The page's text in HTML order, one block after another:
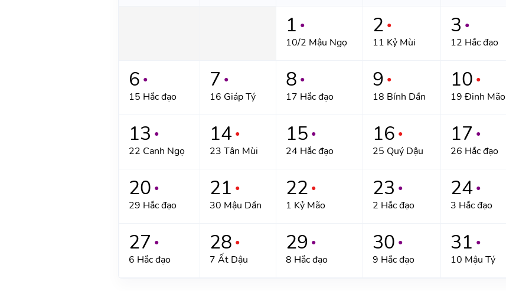
1 ●
10/2 Mậu Ngọ
2 ●
11 Kỷ Mùi
3 ●
12 Hắc đạo
6 ●
15 Hắc đạo
7 ●
16 Giáp Tý
8 ●
17 Hắc đạo
9 ●
18 Bính Dần
10 ●
19 Đinh Mão
13 ●
22 Canh Ngọ
14 ●
23 Tân Mùi
15 ●
24 Hắc đạo
16 ●
25 Quý Dậu
17 ●
26 Hắc đạo
20 ●
29 Hắc đạo
21 ●
30 Mậu Dần
22 ●
1 Kỷ Mão
23 ●
2 Hắc đạo
24 ●
3 Hắc đạo
27 ●
6 Hắc đạo
28 ●
7 Ất Dậu
29 ●
8 Hắc đạo
30 ●
9 Hắc đạo
31 ●
10 Mậu Tý